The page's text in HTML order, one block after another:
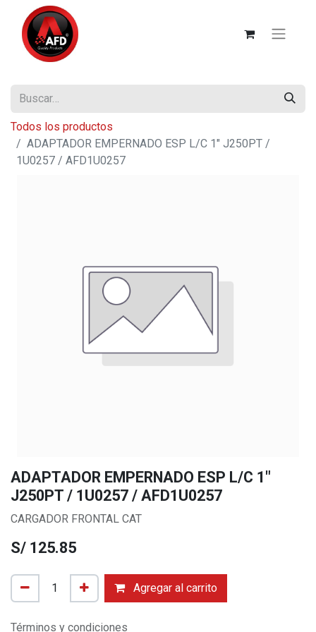
Todos los productos
ADAPTADOR EMPERNADO ESP L/C 1" J250PT /
1U0257 / AFD1U0257
ADAPTADOR EMPERNADO ESP L/C 1"
J250PT / 1U0257 / AFD1U0257
CARGADOR FRONTAL CAT
S/ 125.85
Agregar al carrito
Términos y condiciones